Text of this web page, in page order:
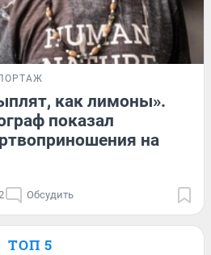
как лимоны».
показал
на
Обсудить
ТОП 5